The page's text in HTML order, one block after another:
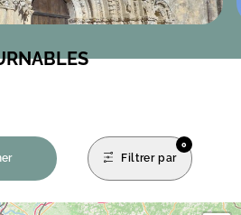
Filtrer par
0